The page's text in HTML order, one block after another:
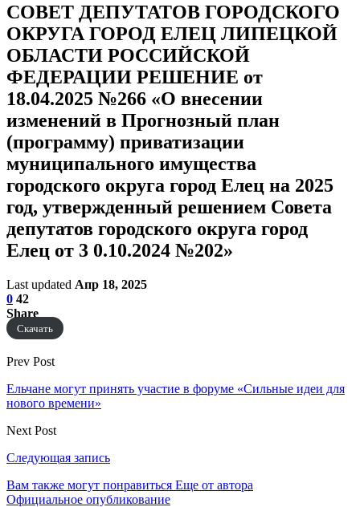
СОВЕТ ДЕПУТАТОВ ГОРОДСКОГО
ОКРУГА ГОРОД ЕЛЕЦ ЛИПЕЦКОЙ
ОБЛАСТИ РОССИЙСКОЙ
ФЕДЕРАЦИИ РЕШЕНИЕ от
18.04.2025 №266 «О внесении
изменений в Прогнозный план
(программу) приватизации
муниципального имущества
городского округа город Елец на 2025
год, утвержденный решением Совета
депутатов городского округа город
Елец от 3 0.10.2024 №202»
Last updated Апр 18, 2025
0 42
Share
Скачать
Prev Post
Ельчане могут принять участие в форуме «Сильные идеи для
нового времени»
Next Post
Следующая запись
Вам также могут понравиться Еще от автора
Официальное опубликование